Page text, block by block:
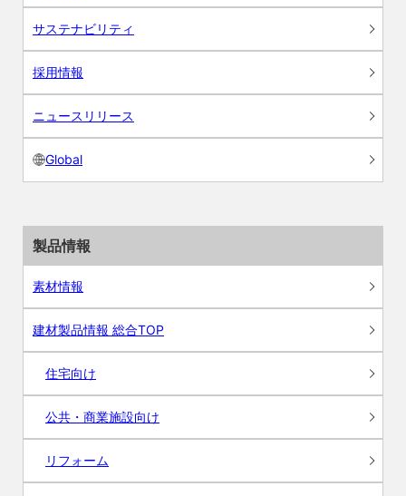
サステナビリティ
採用情報
ニュースリリース
Global
製品情報
素材情報
建材製品情報 総合TOP
住宅向け
公共・商業施設向け
リフォーム